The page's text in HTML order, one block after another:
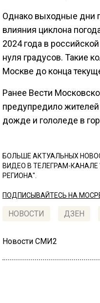
Однако выходные дни
влияния циклона
2024 года в
нуля градусов. Такие
Москве до конца
Ранее Вести
предупредило
дожде и гололеде в
БОЛЬШЕ АКТУАЛЬНЫХ
ВИДЕО В ТЕЛЕГРАМ-
РЕГИОНА".
ПОДПИСЫВАЙТЕСЬ НА
НОВОСТИ ДЗЕН
Новости СМИ2